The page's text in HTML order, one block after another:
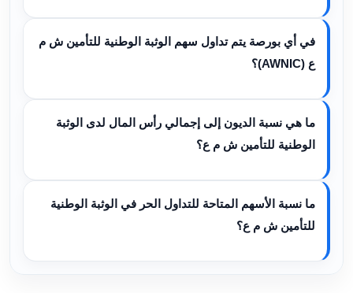
في أي بورصة يتم تداول سهم الوثبة الوطنية للتأمين ش م
ع (AWNIC)؟
ما هي نسبة الديون إلى إجمالي رأس المال لدى الوثبة
الوطنية للتأمين ش م ع؟
ما نسبة الأسهم المتاحة للتداول الحر في الوثبة الوطنية
للتأمين ش م ع؟